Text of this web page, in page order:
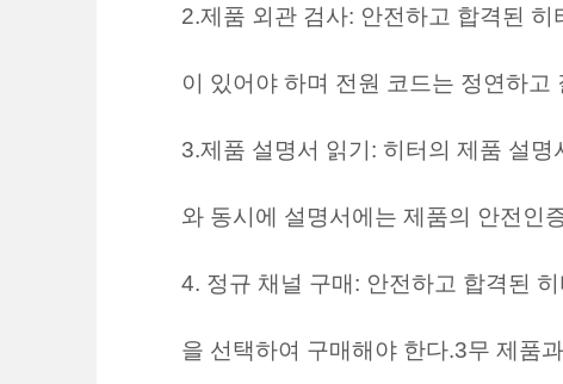
2.제품 외관 검사: 안전하고 합격된
이 있어야 하며 전원 코드는 정연하
3.제품 설명서 읽기: 히터의 제품 설
와 동시에 설명서에는 제품의 안전인
4. 정규 채널 구매: 안전하고 합격된
을 선택하여 구매해야 한다.3무 제품